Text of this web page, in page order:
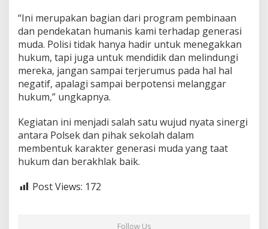
“Ini merupakan bagian dari program pembinaan
dan pendekatan humanis kami terhadap generasi
muda. Polisi tidak hanya hadir untuk menegakkan
hukum, tapi juga untuk mendidik dan melindungi
mereka, jangan sampai terjerumus pada hal hal
negatif, apalagi sampai berpotensi melanggar
hukum,” ungkapnya.
Kegiatan ini menjadi salah satu wujud nyata sinergi
antara Polsek dan pihak sekolah dalam
membentuk karakter generasi muda yang taat
hukum dan berakhlak baik.
Post Views: 172
Follow Us